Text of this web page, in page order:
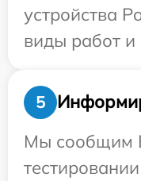
устройства
виды работ и
5
Мы сообщим